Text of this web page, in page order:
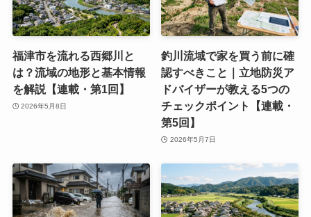
福津市を流れる西郷川と
は？流域の地形と基本情報
を解説【連載・第1回】
2026年5月8日
釣川流域で家を買う前に確
認すべきこと｜立地防災ア
ドバイザーが教える5つの
チェックポイント【連載・
第5回】
2026年5月7日